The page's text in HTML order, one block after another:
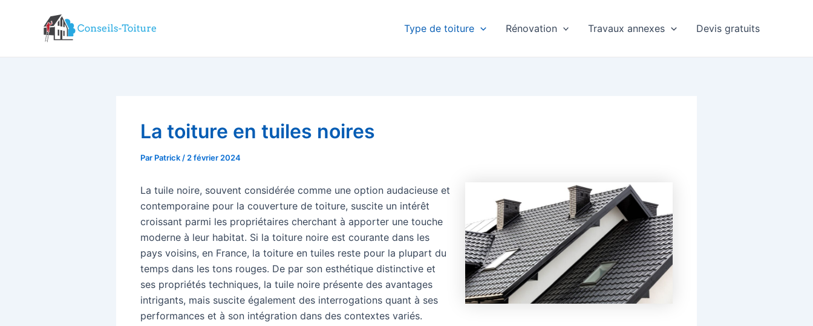
Type de toiture Rénovation Travaux annexes Devis gratuits
La toiture en tuiles noires
Par Patrick / 2 février 2024
La tuile noire, souvent considérée comme une option audacieuse et
contemporaine pour la couverture de toiture, suscite un intérêt
croissant parmi les propriétaires cherchant à apporter une touche
moderne à leur habitat. Si la toiture noire est courante dans les
pays voisins, en France, la toiture en tuiles reste pour la plupart du
temps dans les tons rouges. De par son esthétique distinctive et
ses propriétés techniques, la tuile noire présente des avantages
intrigants, mais suscite également des interrogations quant à ses
performances et à son intégration dans des contextes variés.